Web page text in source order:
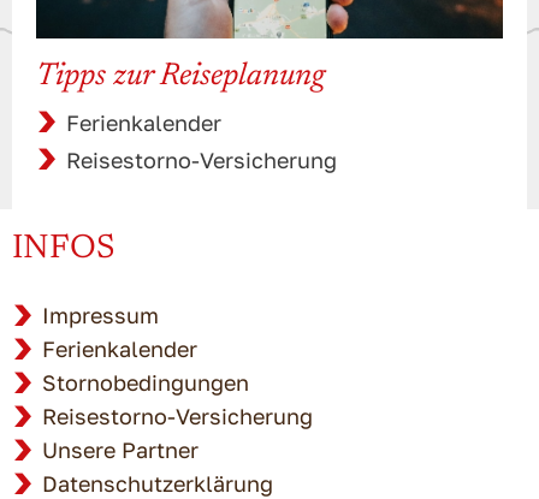
Tipps zur Reiseplanung
Ferienkalender
Reisestorno-Versicherung
INFOS
Impressum
Ferienkalender
Stornobedingungen
Reisestorno-Versicherung
Unsere Partner
Datenschutzerklärung